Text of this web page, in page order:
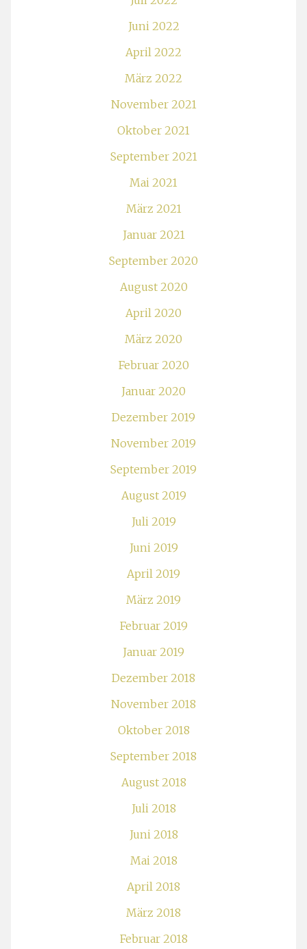
Juni 2022
April 2022
März 2022
November 2021
Oktober 2021
September 2021
Mai 2021
März 2021
Januar 2021
September 2020
August 2020
April 2020
März 2020
Februar 2020
Januar 2020
Dezember 2019
November 2019
September 2019
August 2019
Juli 2019
Juni 2019
April 2019
März 2019
Februar 2019
Januar 2019
Dezember 2018
November 2018
Oktober 2018
September 2018
August 2018
Juli 2018
Juni 2018
Mai 2018
April 2018
März 2018
Februar 2018